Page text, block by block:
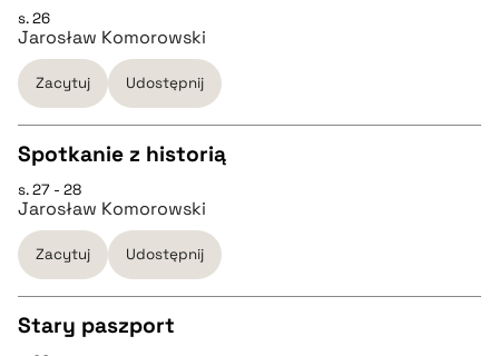
pobierz cytat
CZYSTY TEKST
pobierz cytat
BIBTEX
pobierz cytat
s. 26
Jarosław Komorowski
Zacytuj Udostępnij
CZYSTY TEKST
pobierz cytat
BIBTEX
Spotkanie z historią
s. 27 - 28
Jarosław Komorowski
Zacytuj Udostępnij
Stary paszport